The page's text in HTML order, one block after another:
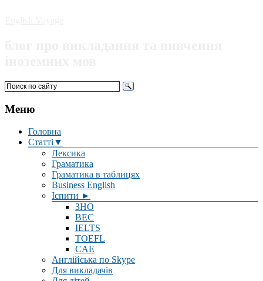
Меню
Головна
Статті▼
Лексика
Граматика
Граматика в таблицях
Business English
Іспити ►
ЗНО
BEC
IELTS
TOEFL
CAE
Англійська по Skype
Для викладачів